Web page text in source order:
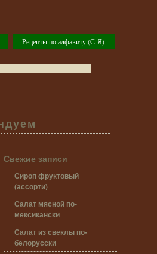
Рецепты по алфавиту (С-Я)
Свежие записи
Сироп фруктовый
(ассорти)
Салат мясной по-
мексикански
Салат из свеклы по-
белорусски